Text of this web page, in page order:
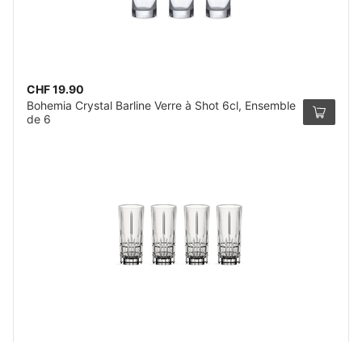
CHF 19.90
Bohemia Crystal Barline Verre à Shot 6cl, Ensemble
de 6